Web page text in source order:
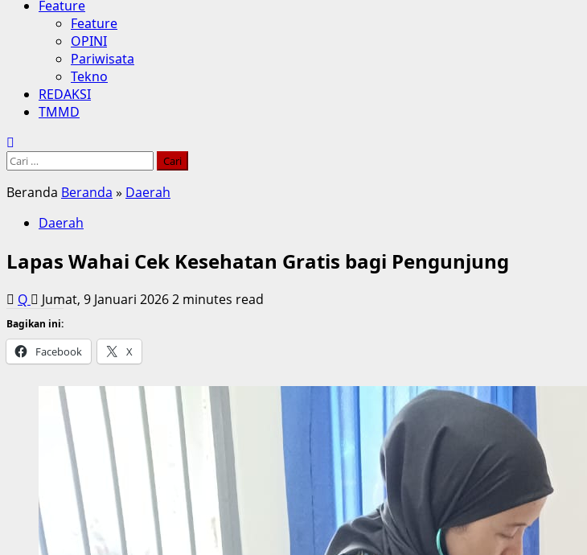
Feature
Feature
OPINI
Pariwisata
Tekno
REDAKSI
TMMD
Cari
Beranda Beranda » Daerah
Daerah
Lapas Wahai Cek Kesehatan Gratis bagi Pengunjung
Q Jumat, 9 Januari 20262 minutes read
Bagikan ini:
Facebook X